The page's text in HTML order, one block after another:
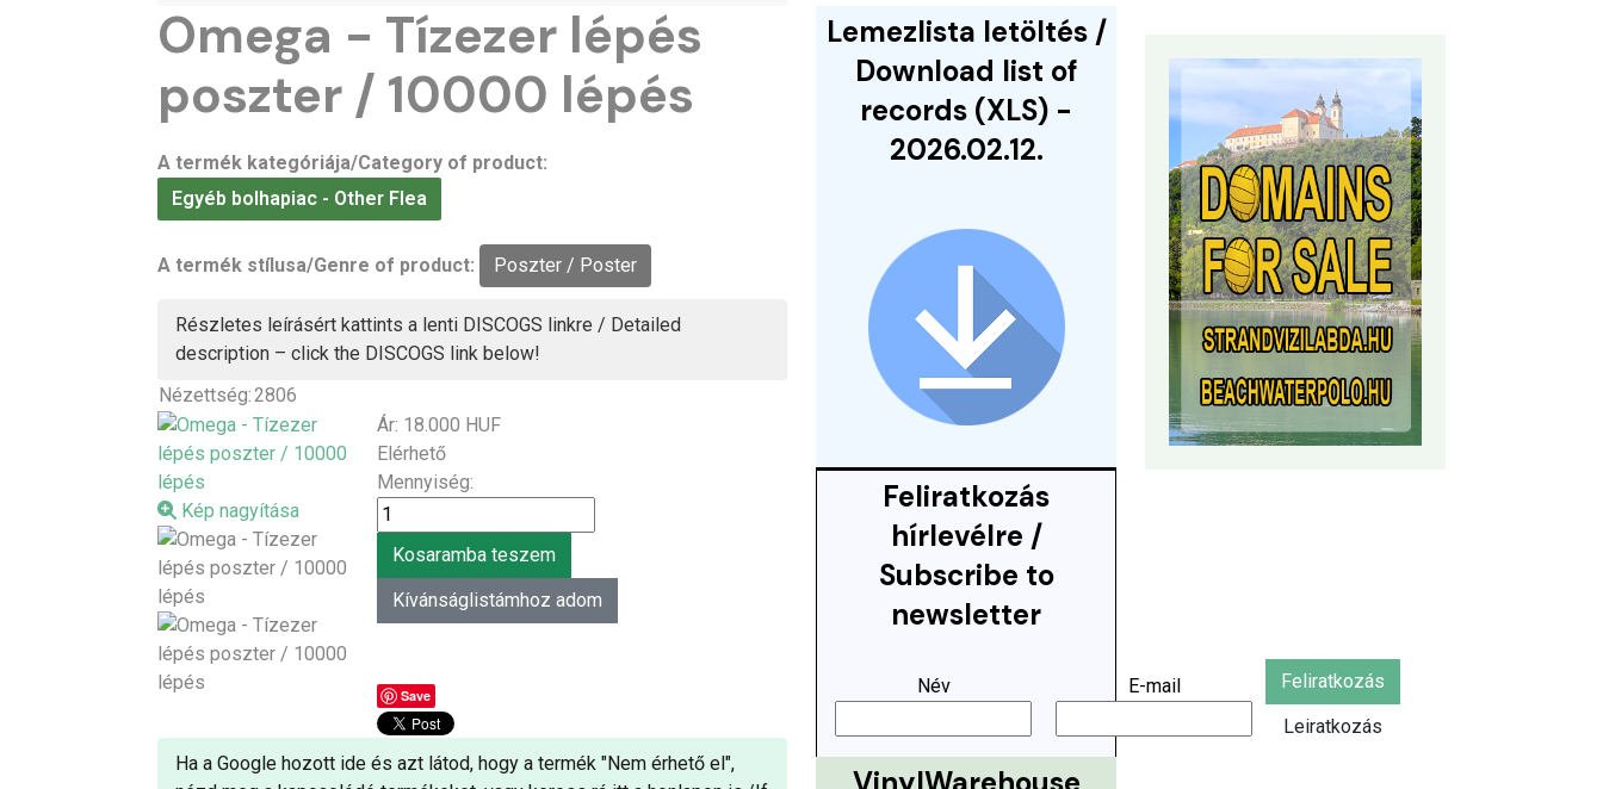
Omega - Tízezer lépés
poszter / 10000 lépés
A termék kategóriája/Category of product:
Egyéb bolhapiac - Other Flea
A termék stílusa/Genre of product: Poszter / Poster
Részletes leírásért kattints a lenti DISCOGS linkre / Detailed
description – click the DISCOGS link below!
Nézettség: 2806
Kép nagyítása
Ár: 18.000 HUF
Elérhető
Mennyiség:
Save
Ha a Google hozott ide és azt látod, hogy a termék "Nem érhető el",
Lemezlista letöltés /
Download list of
records (XLS) -
2026.02.12.
Feliratkozás
hírlevélre /
Subscribe to
newsletter
Név E-mail
Feliratkozás
Leiratkozás